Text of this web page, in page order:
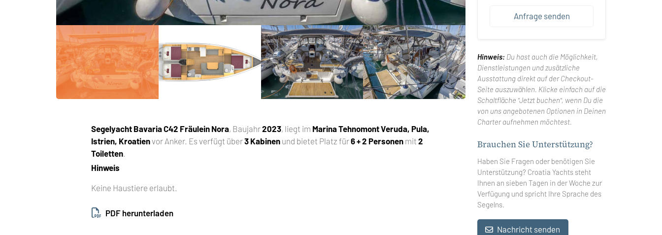
Segelyacht Bavaria C42 Fräulein Nora, Baujahr2023, liegt im Marina Tehnomont Veruda, Pula,
Istrien, Kroatienvor Anker. Es verfügt über3 Kabinen und bietet Platz für6 + 2 Personen mit2
Toiletten
Hinweis
Keine Haustiere erlaubt.
PDF herunterladen
Anfrage senden
Hinweis: Du hast auch die Möglichkeit,
Dienstleistungen und zusätzliche
Ausstattung direkt auf der Checkout-
Seite auszuwählen. Klicke einfach auf die
Schaltfläche "Jetzt buchen", wenn Du die
von uns angebotenen Optionen in Deinen
Charter aufnehmen möchtest.
Brauchen Sie Unterstützung?
Haben Sie Fragen oder benötigen Sie
Unterstützung? Croatia Yachts steht
Ihnen an sieben Tagen in der Woche zur
Verfügung und spricht Ihre Sprache des
Segelns.
Nachricht senden